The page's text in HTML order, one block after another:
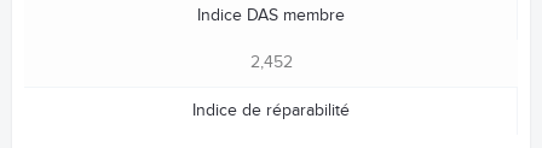
Indice DAS membre
2,452
Indice de réparabilité